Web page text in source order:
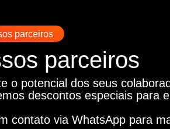
parceiros
parceiros
o potencial dos seus
descontos especiais para
contato via WhatsApp para